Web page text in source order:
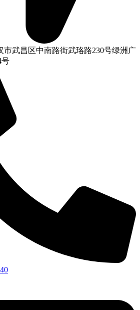
市武昌区中南路街武珞路230号绿洲广
号